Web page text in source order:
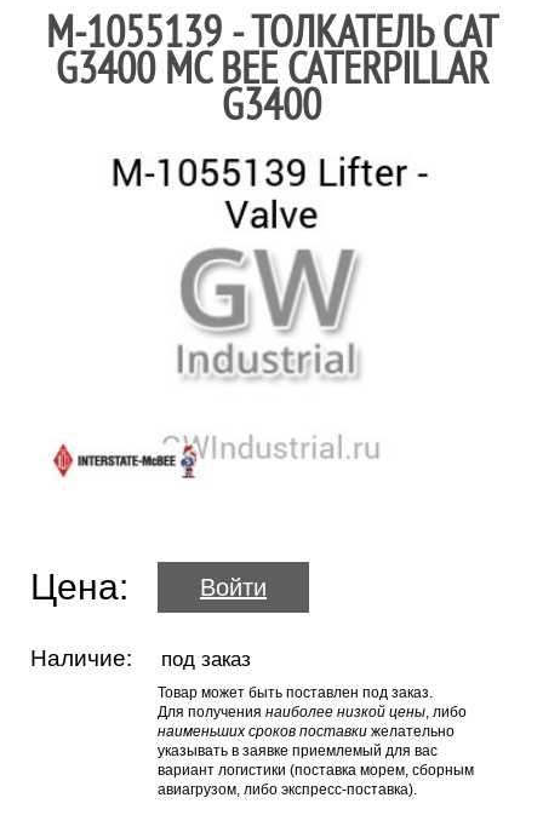
M-1055139 - ТОЛКАТЕЛЬ CAT
G3400 MC BEE CATERPILLAR
G3400
Цена: Войти
Наличие: под заказ
Товар может быть поставлен под заказ.
Для получения наиболее низкой цены, либо
наименьших сроков поставки желательно
указывать в заявке приемлемый для вас
вариант логистики (поставка морем, сборным
авиагрузом, либо экспресс-поставка).